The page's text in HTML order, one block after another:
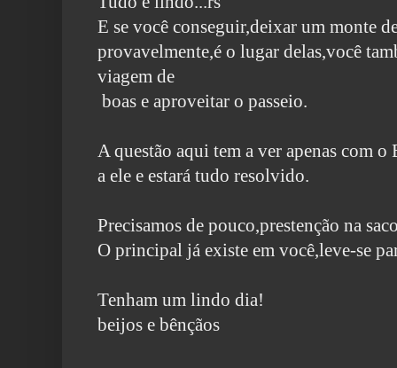
E se você conseguir,deixar um monte
provavelmente,é o lugar delas,você
viagem de
boas e aproveitar o passeio.
A questão aqui tem a ver apenas com
a ele e estará tudo resolvido.
Precisamos de pouco,prestenção na
O principal já existe em você,leve-se
Tenham um lindo dia!
beijos e bênçãos